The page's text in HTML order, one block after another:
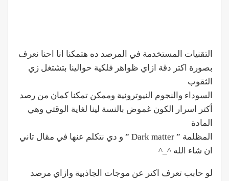
التقنيات المستخدمة في المرصد ده هتمكنا انا احنا نعرف
بصورة اكتر دقة ازاي ظواهر فلكية حوالينا بتشتغل زي
الثقوب
السوداء والنجوم النيوترونية وممكن تمكنا كمان من رصد
أكتر اسرار الكون غموض بالنسة لينا لغاية الوقتي وهي
المادة
المظلمة ” Dark matter ” و دي نتكلم عنها في مقال تاني
ان شاء الله ^_^
لو حابب تعرف اكتر عن موجات الجاذبية وازاي مرصد